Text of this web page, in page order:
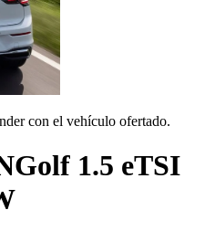
con el vehículo ofertado.
Golf 1.5 eTSI